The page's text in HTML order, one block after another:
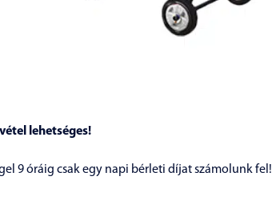
lehetséges!
9 óráig csak egy napi bérleti díjat számolunk fel!